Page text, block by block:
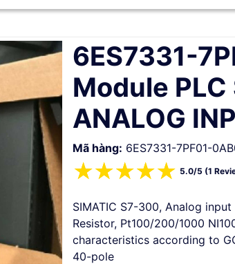
6ES7331-
Module
ANALOG
Mã hàng: 6ES7331-7PF01-
☆
☆
☆
☆
☆ 5.0/5 (1
SIMATIC S7-300, Analog
Resistor, Pt100/200/1000
characteristics according to
40-pole